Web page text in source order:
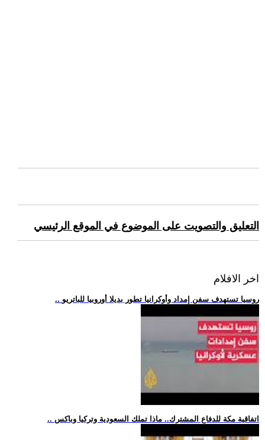
التعليق والتصويت على الموضوع في الموقع الرئيسي
اخر الافلام
.. روسيا تستهدف سفن إمداد وأوكرانيا تطور بديلا أوروبيا للباتريو
.. اتفاقية مكة للدفاع المشترك.. ماذا تملك السعودية وتركيا وباكس